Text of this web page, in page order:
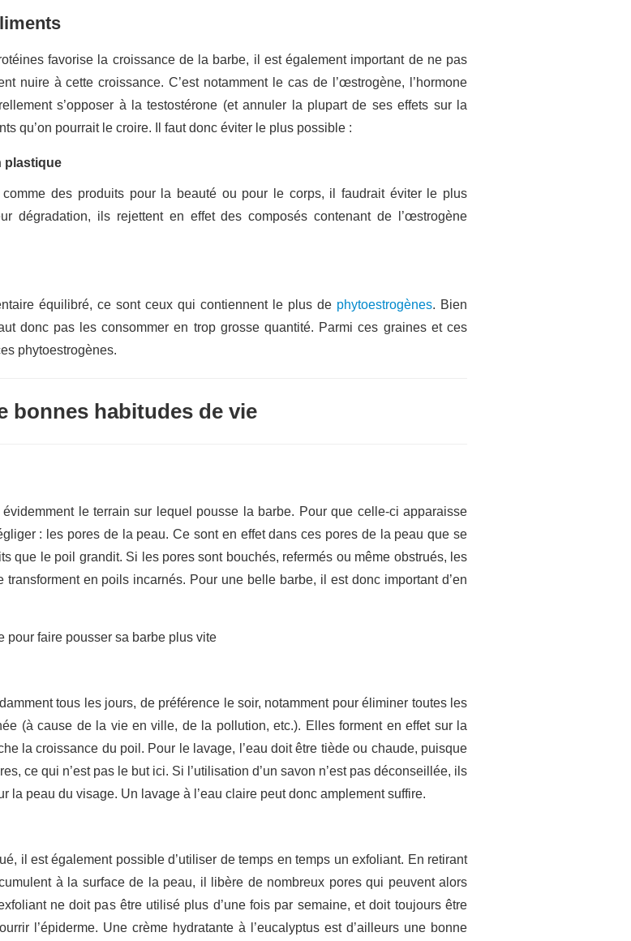
favorise la croissance de la barbe, il est également important de ne pas
nuire à cette croissance. C’est notamment le cas de l’œstrogène, l’hormone
s’opposer à la testostérone (et annuler la plupart de ses effets sur la
qu’on pourrait le croire. Il faut donc éviter le plus possible :
plastique
des produits pour la beauté ou pour le corps, il faudrait éviter le plus
dégradation, ils rejettent en effet des composés contenant de l’œstrogène
équilibré, ce sont ceux qui contiennent le plus de phytoestrogènes. Bien
donc pas les consommer en trop grosse quantité. Parmi ces graines et ces
phytoestrogènes.
bonnes habitudes de vie
le terrain sur lequel pousse la barbe. Pour que celle-ci apparaisse
: les pores de la peau. Ce sont en effet dans ces pores de la peau que se
que le poil grandit. Si les pores sont bouchés, refermés ou même obstrués, les
en poils incarnés. Pour une belle barbe, il est donc important d’en
tous les jours, de préférence le soir, notamment pour éliminer toutes les
(à cause de la vie en ville, de la pollution, etc.). Elles forment en effet sur la
la croissance du poil. Pour le lavage, l’eau doit être tiède ou chaude, puisque
ce qui n’est pas le but ici. Si l’utilisation d’un savon n’est pas déconseillée, ils
la peau du visage. Un lavage à l’eau claire peut donc amplement suffire.
il est également possible d’utiliser de temps en temps un exfoliant. En retirant
à la surface de la peau, il libère de nombreux pores qui peuvent alors
ne doit pas être utilisé plus d’une fois par semaine, et doit toujours être
l’épiderme. Une crème hydratante à l’eucalyptus est d’ailleurs une bonne